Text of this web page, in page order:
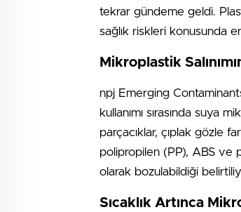
tekrar gündeme geldi.
sağlık riskleri konusunda
Mikroplastik
npj Emerging
kullanımı sırasında suya
parçacıklar, çıplak gözle
polipropilen (PP), ABS ve
olarak bozulabildiği
Sıcaklık Artınca